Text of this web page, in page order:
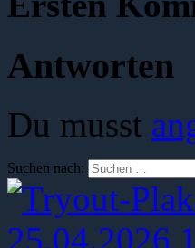
Antworten
Du musst
Suchen nach: